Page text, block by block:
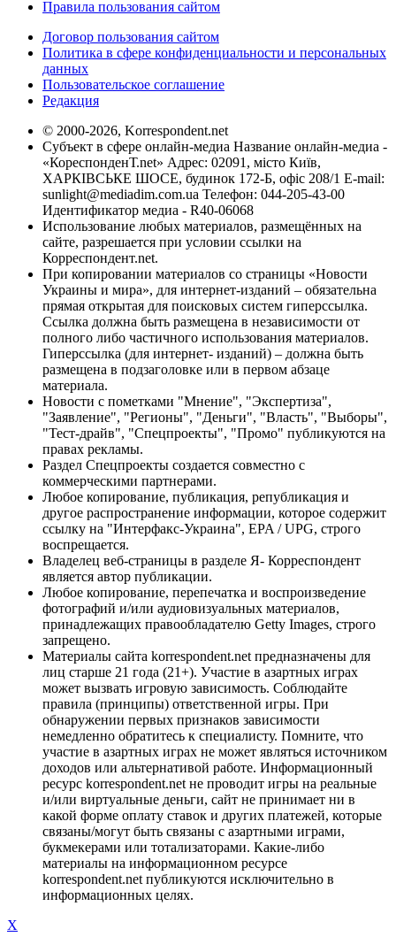
Правила пользования сайтом
Договор пользования сайтом
Политика в сфере конфиденциальности и персональных
данных
Пользовательское соглашение
Редакция
© 2000-2026, Korrespondent.net
Субъект в сфере онлайн-медиа Название онлайн-медиа -
«КореспонденТ.net» Адрес: 02091, місто Київ,
ХАРКІВСЬКЕ ШОСЕ, будинок 172-Б, офіс 208/1 E-mail:
sunlight@mediadim.com.ua Телефон: 044-205-43-00
Идентификатор медиа - R40-06068
Использование любых материалов, размещённых на
сайте, разрешается при условии ссылки на
Корреспондент.net.
При копировании материалов со страницы «Новости
Украины и мира», для интернет-изданий – обязательна
прямая открытая для поисковых систем гиперссылка.
Ссылка должна быть размещена в независимости от
полного либо частичного использования материалов.
Гиперссылка (для интернет- изданий) – должна быть
размещена в подзаголовке или в первом абзаце
материала.
Новости с пометками "Мнение", "Экспертиза",
"Заявление", "Регионы", "Деньги", "Власть", "Выборы",
"Тест-драйв", "Спецпроекты", "Промо" публикуются на
правах рекламы.
Раздел Спецпроекты создается совместно с
коммерческими партнерами.
Любое копирование, публикация, републикация и
другое распространение информации, которое содержит
ссылку на "Интерфакс-Украина", EPA / UPG, строго
воспрещается.
Владелец веб-страницы в разделе Я- Корреспондент
является автор публикации.
Любое копирование, перепечатка и воспроизведение
фотографий и/или аудиовизуальных материалов,
принадлежащих правообладателю Getty Images, строго
запрещено.
Материалы сайта korrespondent.net предназначены для
лиц старше 21 года (21+). Участие в азартных играх
может вызвать игровую зависимость. Соблюдайте
правила (принципы) ответственной игры. При
обнаружении первых признаков зависимости
немедленно обратитесь к специалисту. Помните, что
участие в азартных играх не может являться источником
доходов или альтернативой работе. Информационный
ресурс korrespondent.net не проводит игры на реальные
и/или виртуальные деньги, сайт не принимает ни в
какой форме оплату ставок и других платежей, которые
связаны/могут быть связаны с азартными играми,
букмекерами или тотализаторами. Какие-либо
материалы на информационном ресурсе
korrespondent.net публикуются исключительно в
информационных целях.
X